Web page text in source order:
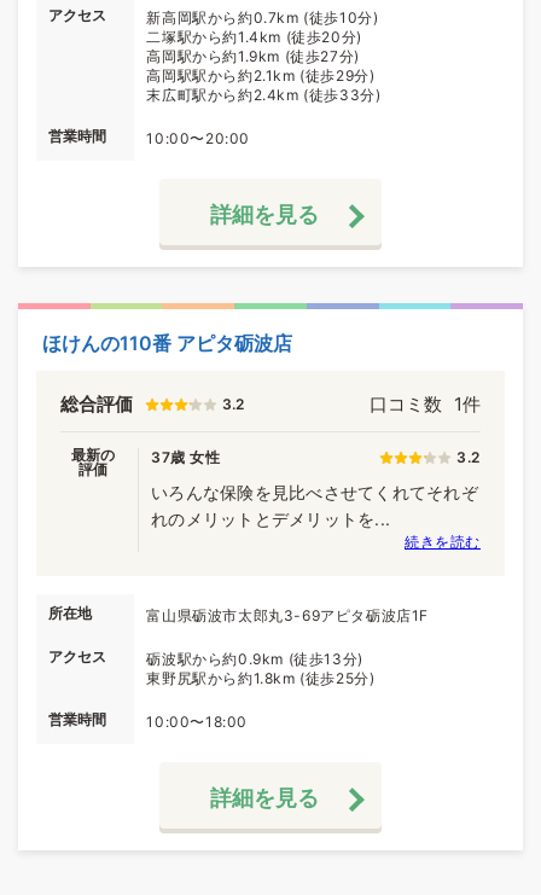
アクセス
新高岡駅から約0.7km (徒歩10分)
二塚駅から約1.4km (徒歩20分)
高岡駅から約1.9km (徒歩27分)
高岡駅駅から約2.1km (徒歩29分)
末広町駅から約2.4km (徒歩33分)
営業時間 10:00〜20:00
詳細を見る
ほけんの110番 アピタ砺波店
総合評価 3.2 口コミ数 1件
最新の
評価
37歳 女性 3.2
いろんな保険を見比べさせてくれてそれぞ
れのメリットとデメリットを...
続きを読む
所在地 富山県砺波市太郎丸3-69アピタ砺波店1F
アクセス
砺波駅から約0.9km (徒歩13分)
東野尻駅から約1.8km (徒歩25分)
営業時間 10:00〜18:00
詳細を見る